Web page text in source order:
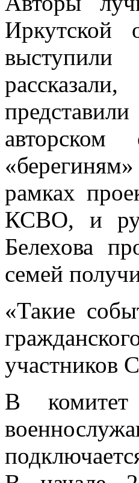
Иркутской
рамках
КСВО, и
Белехова
семей
«Такие
участников
В комитет